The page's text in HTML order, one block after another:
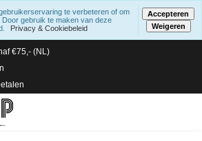
3 werkdagen
€75,- (NL)
te verbeteren of om
gebruik te maken van deze
Privacy & Cookiebeleid
Accepteren
Weigeren